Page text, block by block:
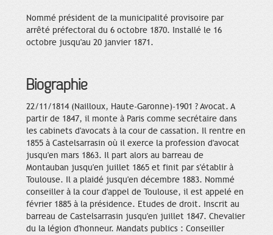
Nommé président de la municipalité provisoire par
arrêté préfectoral du 6 octobre 1870. Installé le 16
octobre jusqu'au 20 janvier 1871.
Biographie
22/11/1814 (Nailloux, Haute-Garonne)-1901 ? Avocat. A
partir de 1847, il monte à Paris comme secrétaire dans
les cabinets d'avocats à la cour de cassation. Il rentre en
1855 à Castelsarrasin où il exerce la profession d'avocat
jusqu'en mars 1863. Il part alors au barreau de
Montauban jusqu'en juillet 1865 et finit par s'établir à
Toulouse. Il a plaidé jusqu'en décembre 1883. Nommé
conseiller à la cour d'appel de Toulouse, il est appelé en
février 1885 à la présidence. Etudes de droit. Inscrit au
barreau de Castelsarrasin jusqu'en juillet 1847. Chevalier
du la légion d'honneur. Mandats publics : Conseiller